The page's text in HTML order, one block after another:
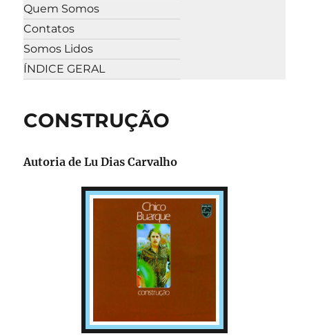
Quem Somos
Contatos
Somos Lidos
ÍNDICE GERAL
CONSTRUÇÃO
Autoria de Lu Dias Carvalho